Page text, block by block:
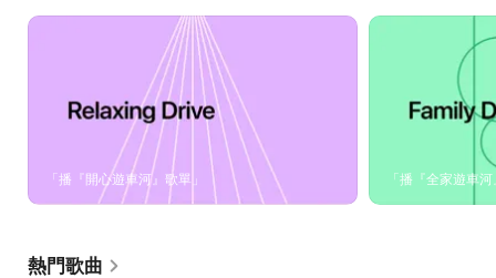
安裝 Apple Music
「播『開心遊車河』歌單」 「播『全家遊車
熱門歌曲